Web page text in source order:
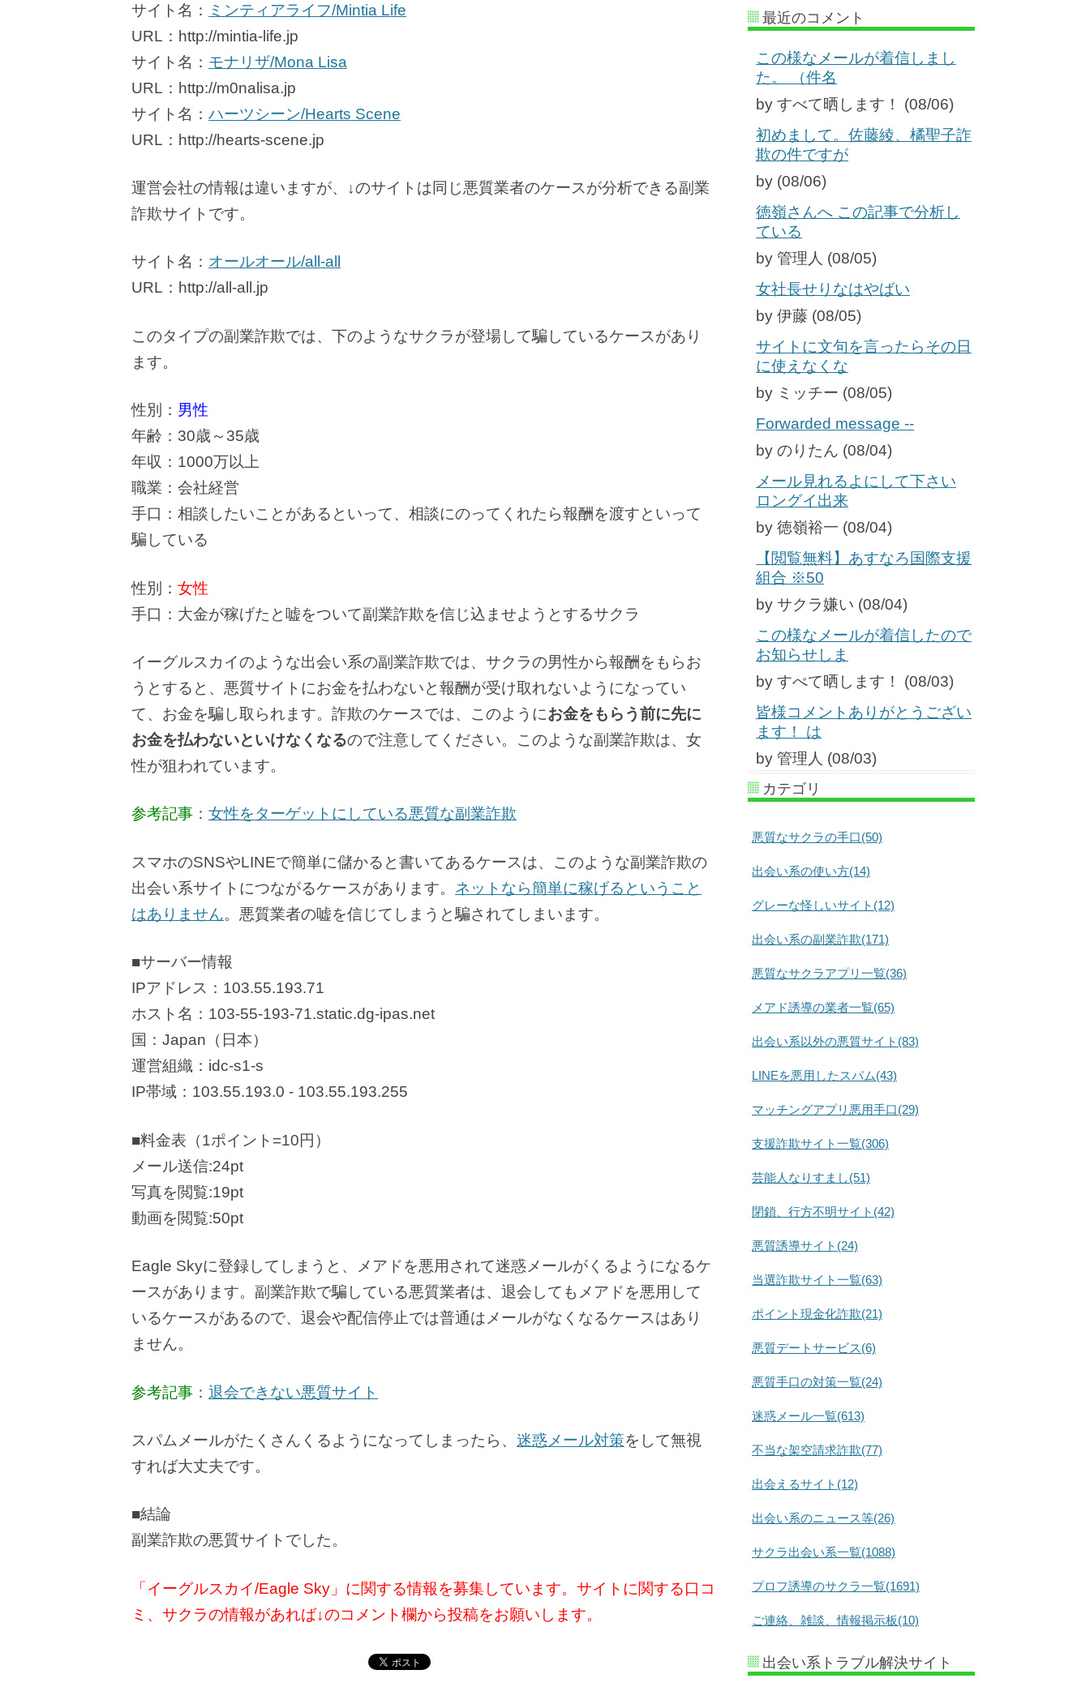
サイト名： ミンティアライフ/Mintia Life
URL：http://mintia-life.jp
サイト名： モナリザ/Mona Lisa
URL：http://m0nalisa.jp
サイト名： ハーツシーン/Hearts Scene
URL：http://hearts-scene.jp
運営会社の情報は違いますが、↓のサイトは同じ悪質業者のケースが分析できる副業
詐欺サイトです。
サイト名： オールオール/all-all
URL：http://all-all.jp
このタイプの副業詐欺では、下のようなサクラが登場して騙しているケースがあり
ます。
性別： 男性
年齢：30歳～35歳
年収：1000万以上
職業：会社経営
手口：相談したいことがあるといって、相談にのってくれたら報酬を渡すといって
騙している
性別： 女性
手口：大金が稼げたと嘘をついて副業詐欺を信じ込ませようとするサクラ
イーグルスカイのような出会い系の副業詐欺では、サクラの男性から報酬をもらお
うとすると、悪質サイトにお金を払わないと報酬が受け取れないようになってい
て、お金を騙し取られます。詐欺のケースでは、このようにお金をもらう前に先に
お金を払わないといけなくなるので注意してください。このような副業詐欺は、女
性が狙われています。
参考記事： 女性をターゲットにしている悪質な副業詐欺
スマホのSNSやLINEで簡単に儲かると書いてあるケースは、このような副業詐欺の
出会い系サイトにつながるケースがあります。 ネットなら簡単に稼げるということ
はありません。悪質業者の嘘を信じてしまうと騙されてしまいます。
■サーバー情報
IPアドレス：103.55.193.71
ホスト名：103-55-193-71.static.dg-ipas.net
国：Japan（日本）
運営組織：idc-s1-s
IP帯域：103.55.193.0 - 103.55.193.255
■料金表（1ポイント=10円）
メール送信:24pt
写真を閲覧:19pt
動画を閲覧:50pt
Eagle Skyに登録してしまうと、メアドを悪用されて迷惑メールがくるようになるケ
ースがあります。副業詐欺で騙している悪質業者は、退会してもメアドを悪用して
いるケースがあるので、退会や配信停止では普通はメールがなくなるケースはあり
ません。
参考記事： 退会できない悪質サイト
スパムメールがたくさんくるようになってしまったら、 迷惑メール対策をして無視
すれば大丈夫です。
■結論
副業詐欺の悪質サイトでした。
「イーグルスカイ/Eagle Sky」に関する情報を募集しています。サイトに関する口コ
ミ、サクラの情報があれば↓のコメント欄から投稿をお願いします。
最近のコメント
この様なメールが着信しまし
た。 （件名
by すべて晒します！ (08/06)
初めまして。佐藤綾、橘聖子詐
欺の件ですが
by (08/06)
徳嶺さんへ この記事で分析し
ている
by 管理人 (08/05)
女社長せりなはやばい
by 伊藤 (08/05)
サイトに文句を言ったらその日
に使えなくな
by ミッチー (08/05)
Forwarded message --
by のりたん (08/04)
メール見れるよにして下さい
ロングイ出来
by 徳嶺裕一 (08/04)
【閲覧無料】あすなろ国際支援
組合 ※50
by サクラ嫌い (08/04)
この様なメールが着信したので
お知らせしま
by すべて晒します！ (08/03)
皆様コメントありがとうござい
ます！ は
by 管理人 (08/03)
カテゴリ
悪質なサクラの手口(50)
出会い系の使い方(14)
グレーな怪しいサイト(12)
出会い系の副業詐欺(171)
悪質なサクラアプリ一覧(36)
メアド誘導の業者一覧(65)
出会い系以外の悪質サイト(83)
LINEを悪用したスパム(43)
マッチングアプリ悪用手口(29)
支援詐欺サイト一覧(306)
芸能人なりすまし(51)
閉鎖、行方不明サイト(42)
悪質誘導サイト(24)
当選詐欺サイト一覧(63)
ポイント現金化詐欺(21)
悪質デートサービス(6)
悪質手口の対策一覧(24)
迷惑メール一覧(613)
不当な架空請求詐欺(77)
出会えるサイト(12)
出会い系のニュース等(26)
サクラ出会い系一覧(1088)
プロフ誘導のサクラ一覧(1691)
ご連絡、雑談、情報掲示板(10)
出会い系トラブル解決サイト